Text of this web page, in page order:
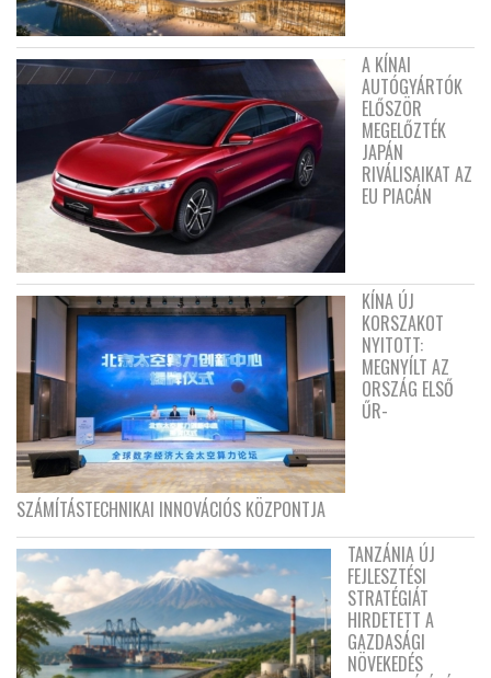
A KÍNAI
AUTÓGYÁRTÓK
ELŐSZÖR
MEGELŐZTÉK
JAPÁN
RIVÁLISAIKAT AZ
EU PIACÁN
KÍNA ÚJ
KORSZAKOT
NYITOTT:
MEGNYÍLT AZ
ORSZÁG ELSŐ
ŰR-
SZÁMÍTÁSTECHNIKAI INNOVÁCIÓS KÖZPONTJA
TANZÁNIA ÚJ
FEJLESZTÉSI
STRATÉGIÁT
HIRDETETT A
GAZDASÁGI
NÖVEKEDÉS